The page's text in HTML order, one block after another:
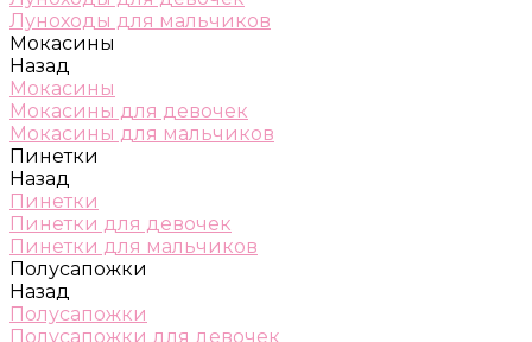
Луноходы для мальчиков
Мокасины
Назад
Мокасины
Мокасины для девочек
Мокасины для мальчиков
Пинетки
Назад
Пинетки
Пинетки для девочек
Пинетки для мальчиков
Полусапожки
Назад
Полусапожки
Полусапожки для девочек